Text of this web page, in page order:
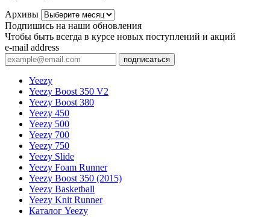
Архивы
Подпишись на наши обновления
Чтобы быть всегда в курсе новых поступлений и акций
e-mail address
подписаться
Yeezy
Yeezy Boost 350 V2
Yeezy Boost 380
Yeezy 450
Yeezy 500
Yeezy 700
Yeezy 750
Yeezy Slide
Yeezy Foam Runner
Yeezy Boost 350 (2015)
Yeezy Basketball
Yeezy Knit Runner
Каталог Yeezy